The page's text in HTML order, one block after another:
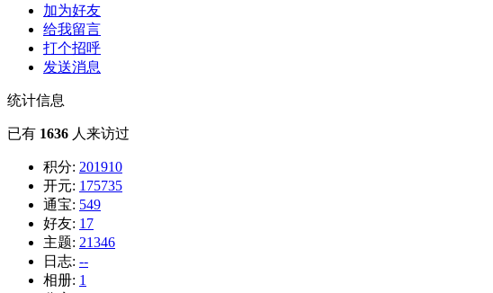
加为好友
给我留言
打个招呼
发送消息
统计信息
已有 1636 人来访过
积分: 201910
开元: 175735
通宝: 549
好友: 17
主题: 21346
日志: --
相册: 1